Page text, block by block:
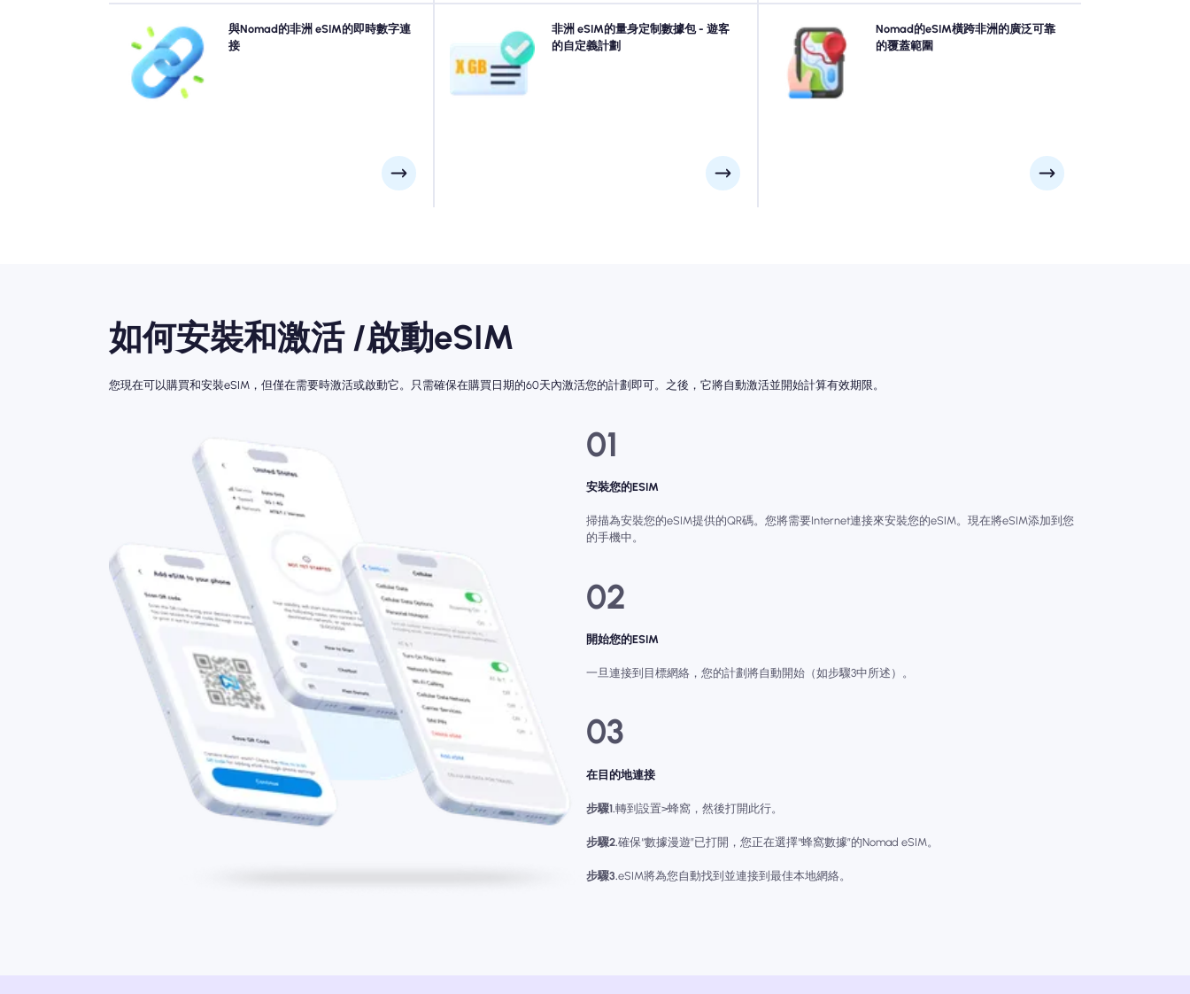
與Nomad的非洲 eSIM的即時數字連
接
跳過排隊，忘記物理SIM卡。從您的設備中立即激活您的
Nomad 非洲 eSIM，以進行快速4G/5G連接。到達機場
時，請在沒有任何麻煩或延誤的情況下上線。
非洲 eSIM的量身定制數據包 - 遊客
的自定義計劃
前往開普敦, 吉薩, 馬拉喀什或非洲中的任何地方？從我們
的非洲 eSIM數據軟件包中進行選擇，旨在適合所有需
求，並具有無縫的4G/5G連接性。我們的一些eSIM需要
手動激活，請檢查您的安裝電子郵件以確保。
Nomad的eSIM橫跨非洲的廣泛可靠
的覆蓋範圍
使用Nomad's 非洲 eSIM充滿信心地探索非洲，從開普敦,
吉薩, 馬拉喀什到遠程風景景點等主要城市提供可靠的
4G/5G覆蓋範圍。無論冒險將您帶到哪裡，請保持聯繫。
如何安裝和激活 /啟動eSIM
您現在可以購買和安裝eSIM，但僅在需要時激活或啟動它。只需確保在購買日期的60天內激活您的計劃即可。之後，它將自動激活並開始計算有效期限。
01
安裝您的ESIM
掃描為安裝您的eSIM提供的QR碼。您將需要Internet連接來安裝您的eSIM。現在將eSIM添加到您
的手機中。
02
開始您的ESIM
一旦連接到目標網絡，您的計劃將自動開始（如步驟3中所述）。
03
在目的地連接
步驟1.轉到設置>蜂窩，然後打開此行。
步驟2.確保“數據漫遊”已打開，您正在選擇“蜂窩數據”的Nomad eSIM。
步驟3.eSIM將為您自動找到並連接到最佳本地網絡。